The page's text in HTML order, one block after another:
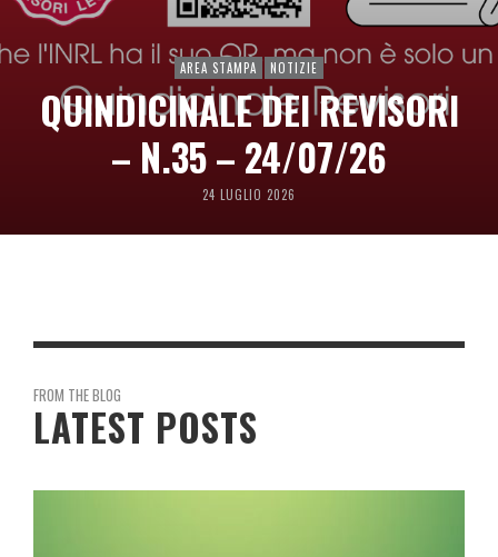
AREA STAMPA NOTIZIE
QUINDICINALE DEI REVISORI
– N.35 – 24/07/26
24 LUGLIO 2026
FROM THE BLOG
LATEST POSTS